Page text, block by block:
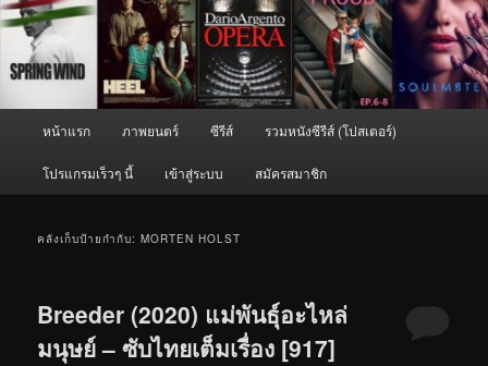
หน้าแรก ภาพยนตร์ ซีรีส์ รวมหนังซีรีส์ (โปสเตอร์)
โปรแกรมเร็วๆ นี้ เข้าสู่ระบบ สมัครสมาชิก
คลังเก็บป้ายกำกับ:MORTEN HOLST
Breeder (2020) แม่พันธุ์อะไหล่
มนุษย์ – ซับไทยเต็มเรื่อง [917]